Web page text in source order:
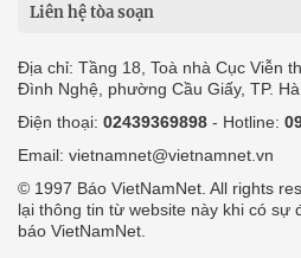
Liên hệ tòa soạn
Địa chỉ: Tầng 18, Toà nhà Cục Viễn
Đình Nghệ, phường Cầu Giấy, TP. Hà
Điện thoại: 02439369898 - Hotline:
Email: vietnamnet@vietnamnet.vn
© 1997 Báo VietNamNet. All rights
lại thông tin từ website này khi có sự
báo VietNamNet.